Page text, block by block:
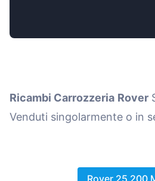
Ricambi Carrozzeria Rover
Venduti singolarmente o in